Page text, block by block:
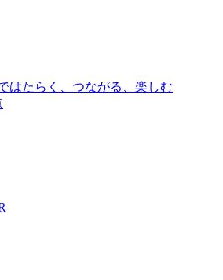
はたらく、つながる、楽しむ